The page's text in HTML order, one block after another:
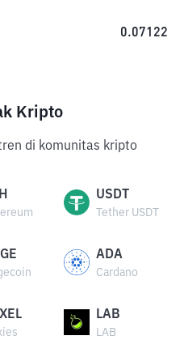
0.07122
Kripto
di komunitas kripto
USDT
Tether USDT
ADA
Cardano
LAB
LAB